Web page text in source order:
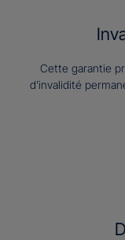
Cette garantie
d’invalidité